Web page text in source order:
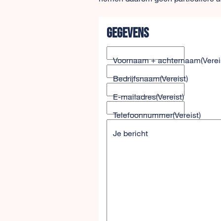
Gegevens
Voornaam + achternaam
Bedrijfsnaam(Vereist)
E-mailadres(Vereist)
Telefoonnummer(Vereist)
Je bericht